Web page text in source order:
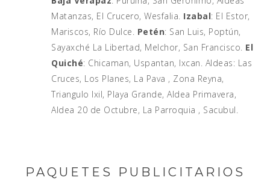
Matanzas, El Crucero, Wesfalia. Izabal: El Estor,
Mariscos, Río Dulce. Petén: San Luis, Poptún,
Sayaxché La Libertad, Melchor, San Francisco. El
Quiché: Chicaman, Uspantan, Ixcan. Aldeas: Las
Cruces, Los Planes, La Pava , Zona Reyna,
Triangulo Ixil, Playa Grande, Aldea Primavera,
Aldea 20 de Octubre, La Parroquia , Sacubul.
PAQUETES PUBLICITARIOS